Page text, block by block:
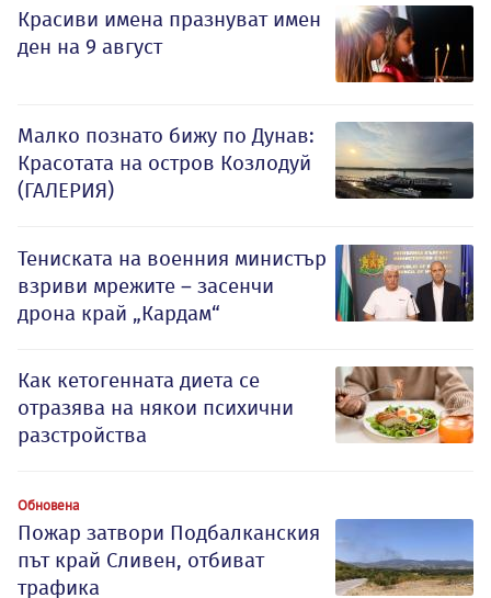
Красиви имена празнуват имен
ден на 9 август
Малко познато бижу по Дунав:
Красотата на остров Козлодуй
(ГАЛЕРИЯ)
Тениската на военния министър
взриви мрежите – засенчи
дрона край „Кардам“
Как кетогенната диета се
отразява на някои психични
разстройства
Обновена
Пожар затвори Подбалканския
път край Сливен, отбиват
трафика